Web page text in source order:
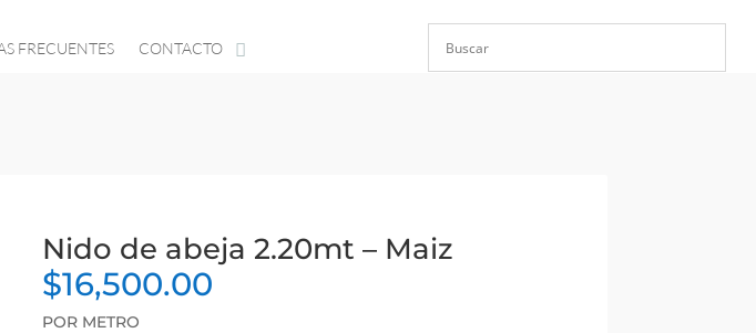
FRECUENTES CONTACTO
Nido de abeja 2.20mt – Maiz
$16,500.00
POR METRO